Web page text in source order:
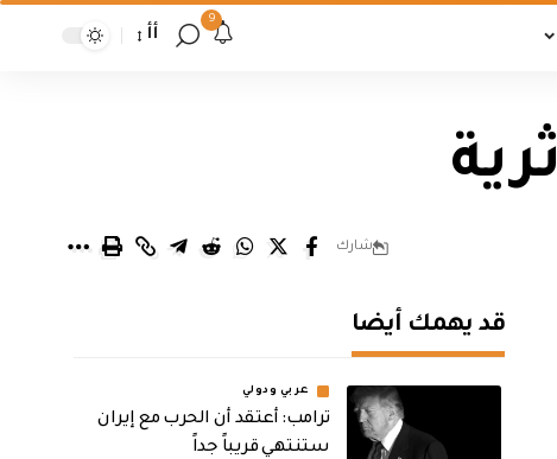
9
أأ
شارك
قد يهمك أيضا
عربي ودولي
‏ترامب: أعتقد أن الحرب مع إيران
ستنتهي قريباً جداً